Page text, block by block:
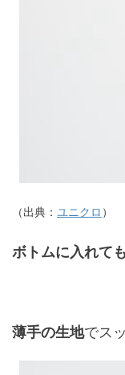
（出典： ユニクロ ）
ボトムに入れて
薄手の生地でス